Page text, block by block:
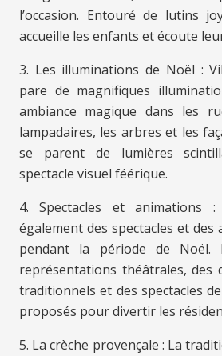
l’occasion. Entouré de lutins
accueille les enfants et écoute
3. Les illuminations de Noël :
pare de magnifiques
ambiance magique dans les
lampadaires, les arbres et les
se parent de lumières
spectacle visuel féérique.
4. Spectacles et animations
également des spectacles et des
pendant la période de Noël.
représentations théâtrales, des
traditionnels et des spectacles
proposés pour divertir les
5. La crèche provençale : La